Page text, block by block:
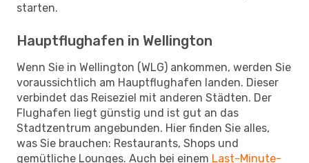
starten.
Hauptflughafen in Wellington
Wenn Sie in Wellington (WLG) ankommen, werden Sie
voraussichtlich am Hauptflughafen landen. Dieser
verbindet das Reiseziel mit anderen Städten. Der
Flughafen liegt günstig und ist gut an das
Stadtzentrum angebunden. Hier finden Sie alles,
was Sie brauchen: Restaurants, Shops und
gemütliche Lounges. Auch bei einem Last-Minute-